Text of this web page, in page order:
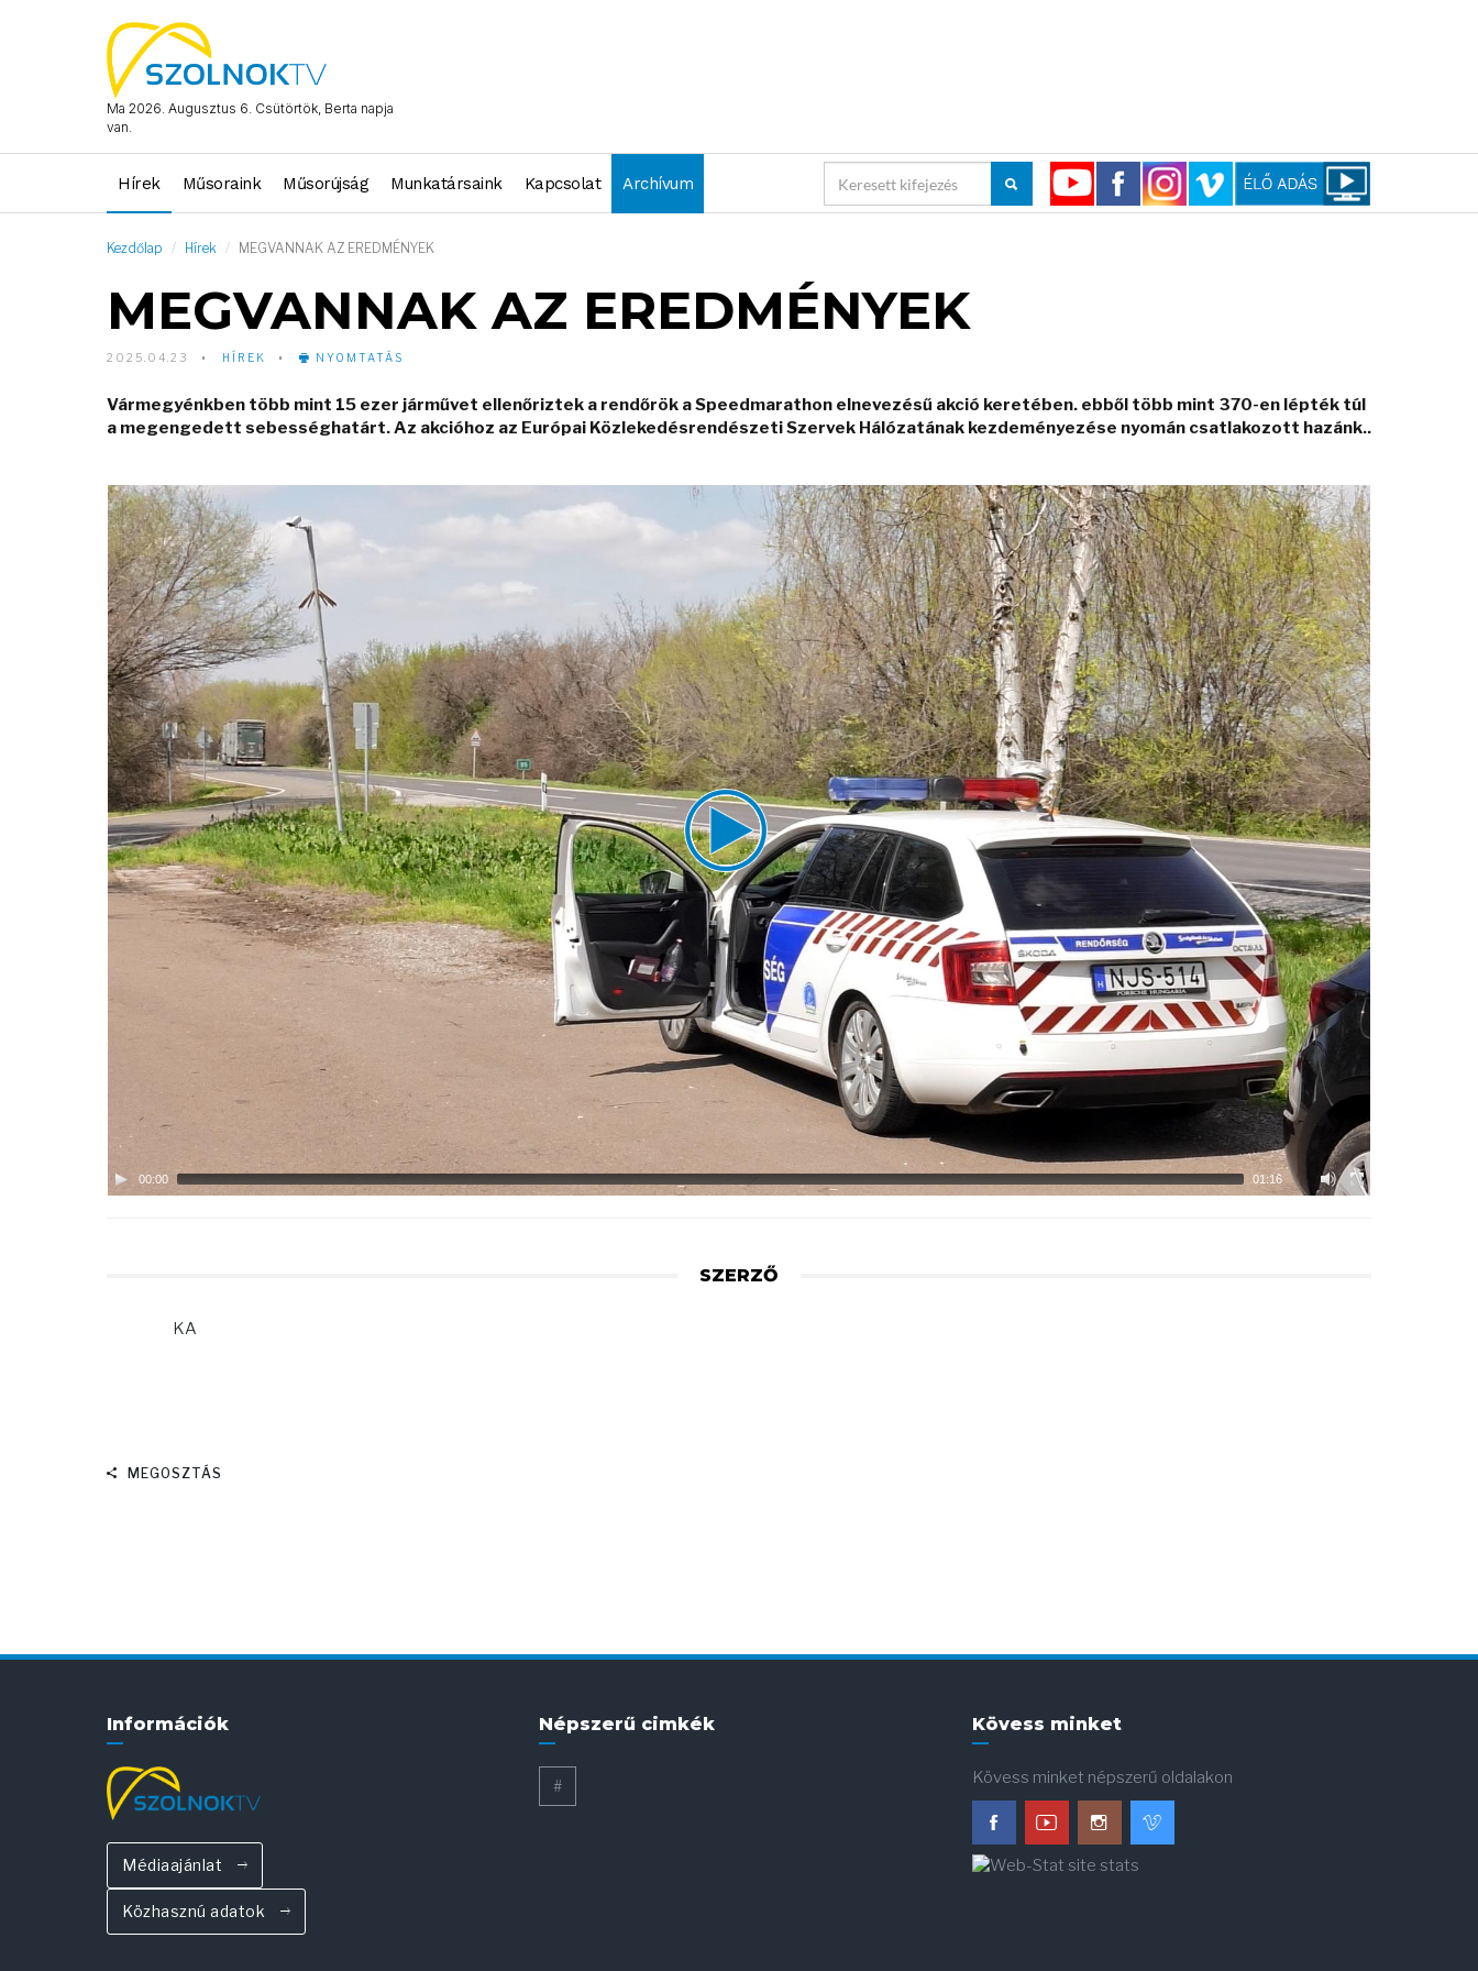
Ma 2026. Augusztus 6. Csütörtök, Berta napja
van.
Hírek Műsoraink Műsorújság Munkatársaink Kapcsolat Archívum
Kezdőlap Hírek MEGVANNAK AZ EREDMÉNYEK
MEGVANNAK AZ EREDMÉNYEK
2025.04.23 HÍREK NYOMTATÁS
Vármegyénkben több mint 15 ezer járművet ellenőriztek a rendőrök a Speedmarathon elnevezésű akció keretében. ebből több mint 370-en lépték túl
a megengedett sebességhatárt. Az akcióhoz az Európai Közlekedésrendészeti Szervek Hálózatának kezdeményezése nyomán csatlakozott hazánk..
Video
Player
00:00 01:16
SZERZŐ
KA
MEGOSZTÁS
Információk
Médiaajánlat
Közhasznú adatok
Népszerű cimkék
#
Kövess minket
Kövess minket népszerű oldalakon